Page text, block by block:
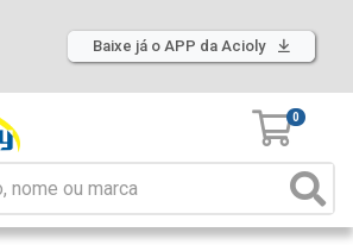
Baixe já o APP da Acioly
0